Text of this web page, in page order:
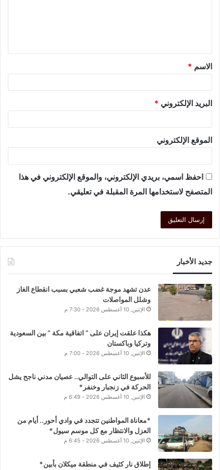
الاسم *
البريد الإلكتروني *
الموقع الإلكتروني
احفظ اسمي، بريدي الإلكتروني، والموقع الإلكتروني في هذا
المتصفح لاستخدامها المرة المقبلة في تعليقي.
جديد الأخبار
عدن تشهد موجة غضب شعبي بسبب انقطاع الغاز
وشلل المواصلات
الإثنين, 10 أغسطس 2026 - 7:30 م
هكذا علقت إيران على ” اتفاقية مكة ” بين السعودية
وتركيا وباكستان
الإثنين, 10 أغسطس 2026 - 7:00 م
للأسبوع الثاني على التوالي.. عصيان مدني ناجح يشل
الحركة في زنجبار وخنفر*
الإثنين, 10 أغسطس 2026 - 6:49 م
*معاناة المواطنين تتجدد في وادي أحور.. أيام من
العزل والانتظار مع كل موسم سيول*
الإثنين, 10 أغسطس 2026 - 6:45 م
إطلاق نار كثيف في منطقة ميكلان بأبين*